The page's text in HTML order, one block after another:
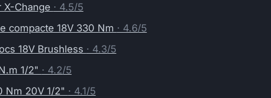
X-Change · 4.5/5
compacte 18V 330 Nm · 4.6/5
18V Brushless · 4.3/5
1/2" · 4.2/5
Nm 20V 1/2" · 4.1/5